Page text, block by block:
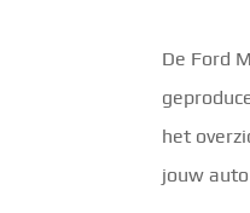
De Ford
het
jouw